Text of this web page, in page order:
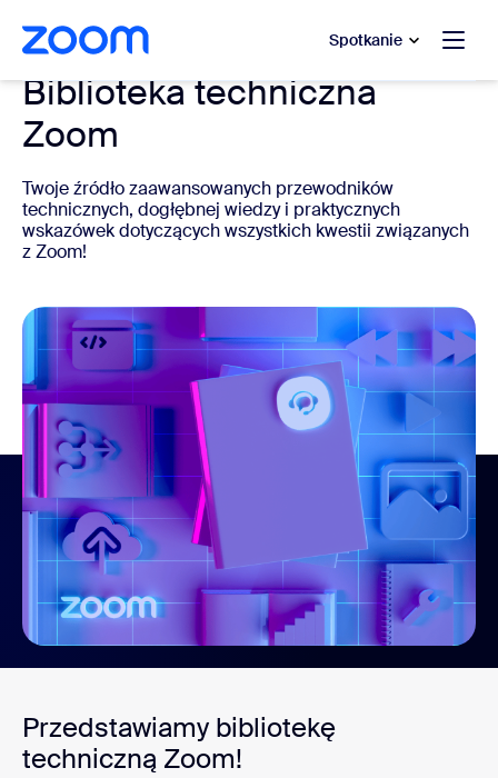
treści głównej
pomocy na czacie Spotkanie
Biblioteka techniczna
Zoom
Twoje źródło zaawansowanych przewodników
technicznych, dogłębnej wiedzy i praktycznych
wskazówek dotyczących wszystkich kwestii związanych
z Zoom!
Przedstawiamy bibliotekę
techniczną Zoom!